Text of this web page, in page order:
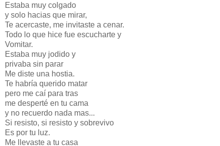
Estaba muy colgado
y solo hacias que mirar,
Te acercaste, me invitaste a cenar.
Todo lo que hice fue escucharte y
Vomitar.
Estaba muy jodido y
privaba sin parar
Me diste una hostia.
Te habría querido matar
pero me caí para tras
me desperté en tu cama
y no recuerdo nada mas...
Si resisto, si resisto y sobrevivo
Es por tu luz.
Me llevaste a tu casa